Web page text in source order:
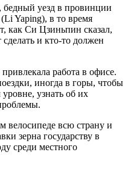
уезд в провинции
Yaping), в то время
как Си Цзиньпин сказал,
и кто-то должен
работа в офисе.
иногда в горы, чтобы
узнать об их
велосипеде всю страну и
зерна государству в
среди местного